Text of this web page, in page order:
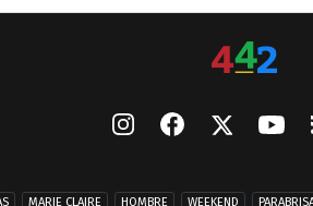
MARIE CLAIRE HOMBRE WEEKEND